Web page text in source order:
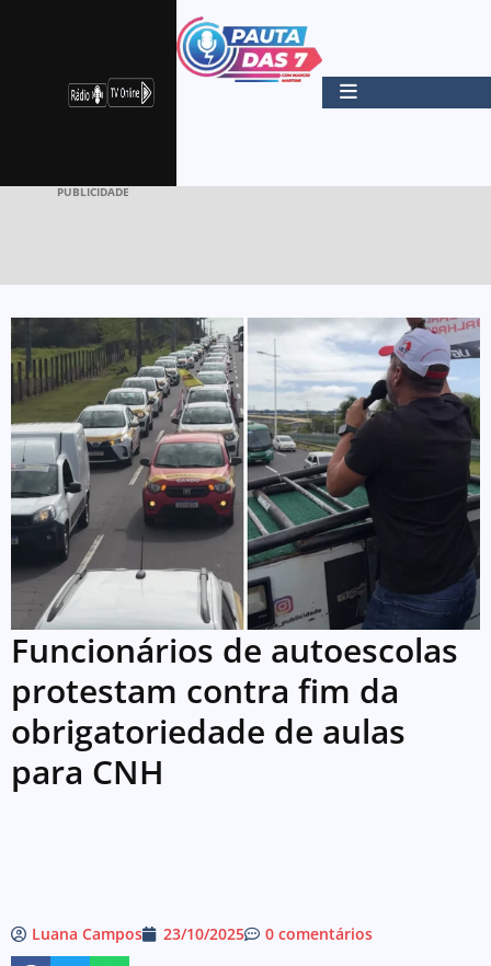
PUBLICIDADE
Funcionários de autoescolas
protestam contra fim da
obrigatoriedade de aulas
para CNH
Luana Campos 23/10/2025 0 comentários